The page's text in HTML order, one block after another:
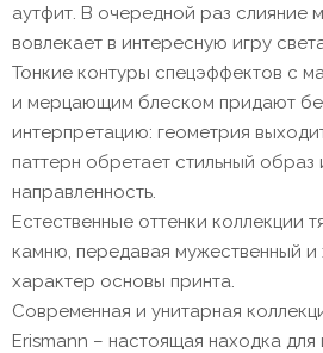
аутфит. В очередной раз слияние
вовлекает в интересную игру
Тонкие контуры спецэффектов с
и мерцающим блеском придают
интерпретацию: геометрия
паттерн обретает стильный образ
направленность.
Естественные оттенки коллекции
камню, передавая мужественный и
характер основы принта.
Современная и унитарная
Erismann – настоящая находка